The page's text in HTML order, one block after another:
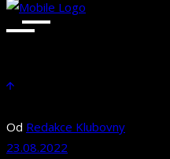
Od Redakce Klubovny
23.08.2022